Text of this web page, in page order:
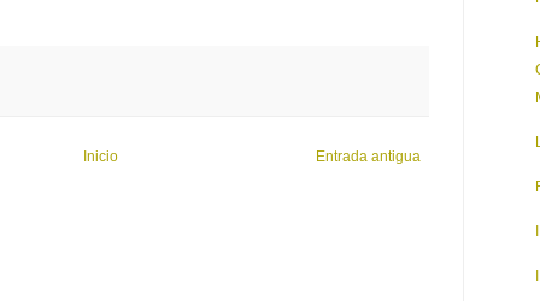
Entrada antigua
Inicio